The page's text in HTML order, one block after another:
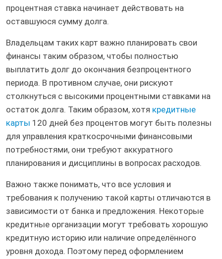
процентная ставка начинает действовать на
оставшуюся сумму долга.
Владельцам таких карт важно планировать свои
финансы таким образом, чтобы полностью
выплатить долг до окончания безпроцентного
периода. В противном случае, они рискуют
столкнуться с высокими процентными ставками на
остаток долга. Таким образом, хотя кредитные
карты 120 дней без процентов могут быть полезны
для управления краткосрочными финансовыми
потребностями, они требуют аккуратного
планирования и дисциплины в вопросах расходов.
Важно также понимать, что все условия и
требования к получению такой карты отличаются в
зависимости от банка и предложения. Некоторые
кредитные организации могут требовать хорошую
кредитную историю или наличие определённого
уровня дохода. Поэтому перед оформлением